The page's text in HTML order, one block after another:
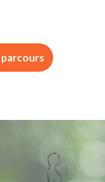
parcours